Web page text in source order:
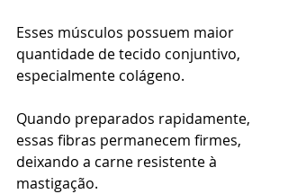
Esses músculos possuem maior
quantidade de tecido conjuntivo,
especialmente colágeno.
Quando preparados rapidamente,
essas fibras permanecem firmes,
deixando a carne resistente à
mastigação.